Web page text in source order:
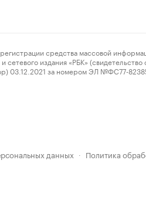
средства массовой
издания «РБК» (свидетельство
03.12.2021 за номером ЭЛ №ФС77-
данных · Политика